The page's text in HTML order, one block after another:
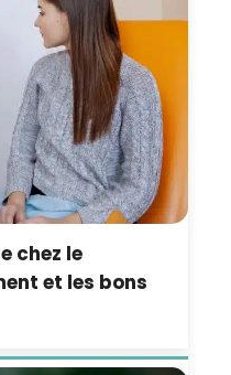
chez le
et les bons